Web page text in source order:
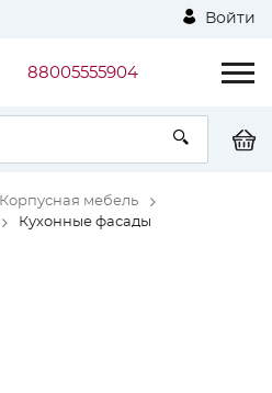
Войти
88005555904
Корпусная мебель
Кухонные фасады